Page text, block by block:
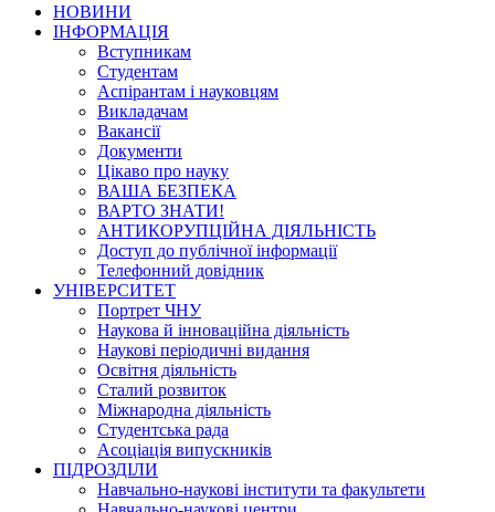
НОВИНИ
ІНФОРМАЦІЯ
Вступникам
Студентам
Аспірантам і науковцям
Викладачам
Вакансії
Документи
Цікаво про науку
ВАША БЕЗПЕКА
ВАРТО ЗНАТИ!
АНТИКОРУПЦІЙНА ДІЯЛЬНІСТЬ
Доступ до публічної інформації
Телефонний довідник
УНІВЕРСИТЕТ
Портрет ЧНУ
Наукова й інноваційна діяльність
Наукові періодичні видання
Освітня діяльність
Сталий розвиток
Міжнародна діяльність
Студентська рада
Асоціація випускників
ПІДРОЗДІЛИ
Навчально-наукові інститути та факультети